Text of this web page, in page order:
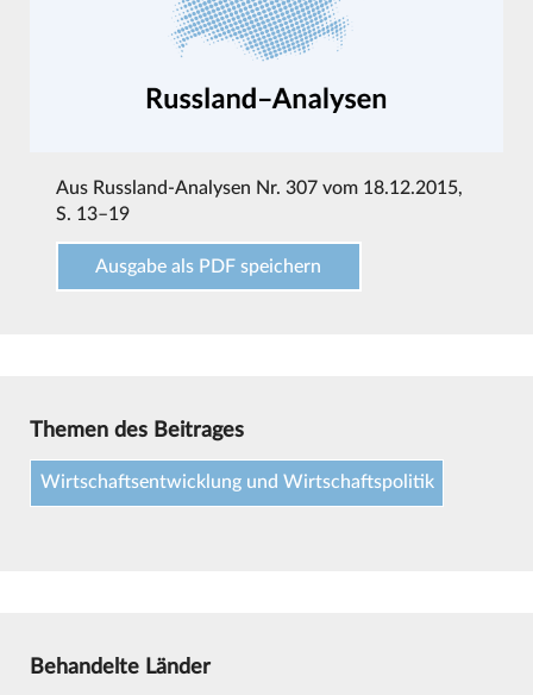
Aus Russland-Analysen Nr. 307 vom 18.12.2015,
S. 13–19
Ausgabe als PDF speichern
Themen des Beitrages
Wirtschaftsentwicklung und Wirtschaftspolitik
Behandelte Länder